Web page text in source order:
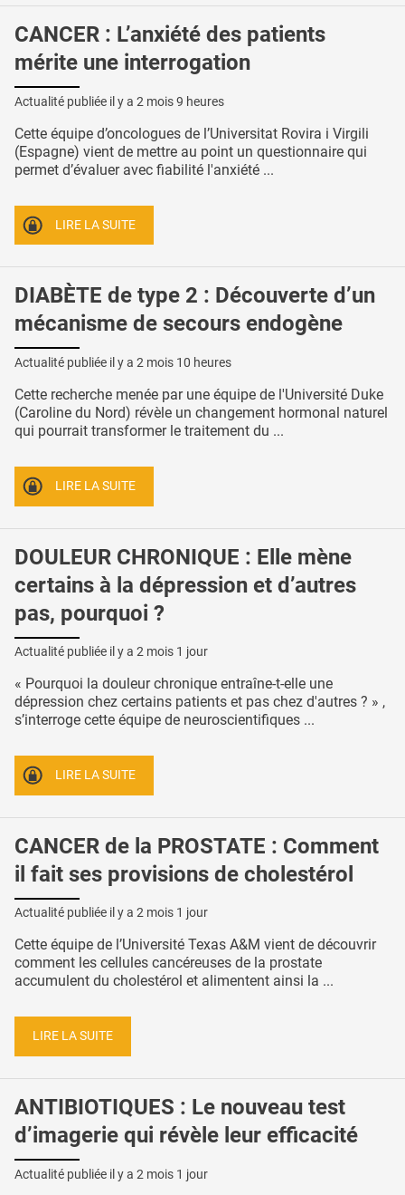
CANCER : L’anxiété des patients
mérite une interrogation
Actualité publiée il y a 2 mois 9 heures
Cette équipe d’oncologues de l’Universitat Rovira i Virgili
(Espagne) vient de mettre au point un questionnaire qui
permet d’évaluer avec fiabilité l'anxiété ...
LIRE LA SUITE
DIABÈTE de type 2 : Découverte d’un
mécanisme de secours endogène
Actualité publiée il y a 2 mois 10 heures
Cette recherche menée par une équipe de l'Université Duke
(Caroline du Nord) révèle un changement hormonal naturel
qui pourrait transformer le traitement du ...
LIRE LA SUITE
DOULEUR CHRONIQUE : Elle mène
certains à la dépression et d’autres
pas, pourquoi ?
Actualité publiée il y a 2 mois 1 jour
« Pourquoi la douleur chronique entraîne-t-elle une
dépression chez certains patients et pas chez d'autres ? » ,
s’interroge cette équipe de neuroscientifiques ...
LIRE LA SUITE
CANCER de la PROSTATE : Comment
il fait ses provisions de cholestérol
Actualité publiée il y a 2 mois 1 jour
Cette équipe de l’Université Texas A&M vient de découvrir
comment les cellules cancéreuses de la prostate
accumulent du cholestérol et alimentent ainsi la ...
LIRE LA SUITE
ANTIBIOTIQUES : Le nouveau test
d’imagerie qui révèle leur efficacité
Actualité publiée il y a 2 mois 1 jour